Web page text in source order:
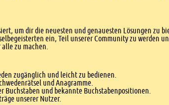
um dir die neuesten und genauesten Lösungen zu
ein, Teil unserer Community zu werden
zu machen.
zugänglich und leicht zu bedienen.
und Anagramme.
Buchstaben und bekannte Buchstabenpositionen.
unserer Nutzer.